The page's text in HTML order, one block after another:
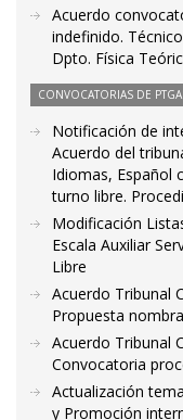
Acuerdo
indefinido.
Dpto. Física
CONVOCATORIAS DE
Notificación de
Acuerdo del
Idiomas, Español
turno libre.
Modificación
Escala Auxiliar
Libre
Acuerdo Tribunal
Propuesta
Acuerdo Tribunal
Convocatoria
Actualización
y Promoción